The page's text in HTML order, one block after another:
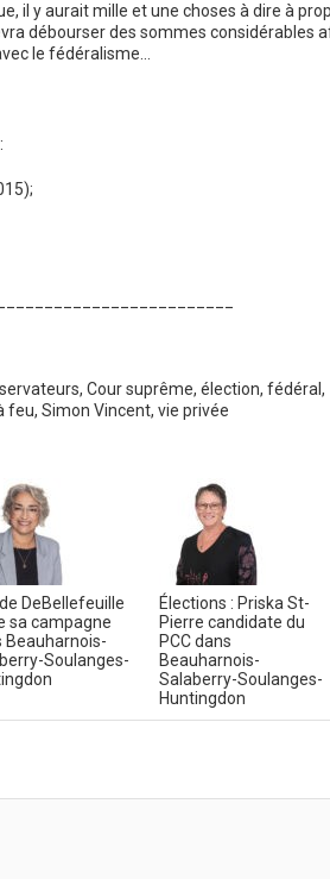
il y aurait mille et une choses à dire à
débourser des sommes considérables
le fédéralisme…
, Cour suprême, élection, fédéral ,
feu, Simon Vincent, vie privée
DeBellefeuille
sa campagne
Beauharnois-
Soulanges-
Élections : Priska St-
Pierre candidate du
PCC dans
Beauharnois-
Salaberry-Soulanges-
Huntingdon